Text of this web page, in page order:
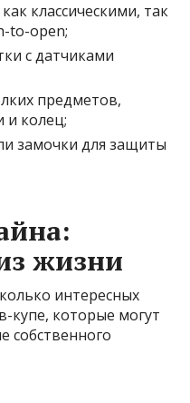
классическими, так
to-open;
с датчиками
предметов,
и колец;
замочки для защиты
жизни
интересных
купе, которые могут
собственного